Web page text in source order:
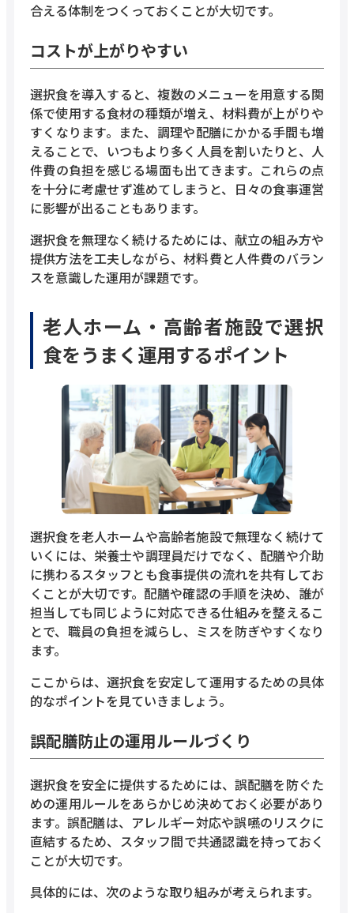
合える体制をつくっておくことが大切です。
コストが上がりやすい
選択食を導入すると、複数のメニューを用意する関
係で使用する食材の種類が増え、材料費が上がりや
すくなります。また、調理や配膳にかかる手間も増
えることで、いつもより多く人員を割いたりと、人
件費の負担を感じる場面も出てきます。これらの点
を十分に考慮せず進めてしまうと、日々の食事運営
に影響が出ることもあります。
選択食を無理なく続けるためには、献立の組み方や
提供方法を工夫しながら、材料費と人件費のバラン
スを意識した運用が課題です。
老人ホーム・高齢者施設で選択
食をうまく運用するポイント
選択食を老人ホームや高齢者施設で無理なく続けて
いくには、栄養士や調理員だけでなく、配膳や介助
に携わるスタッフとも食事提供の流れを共有してお
くことが大切です。配膳や確認の手順を決め、誰が
担当しても同じように対応できる仕組みを整えるこ
とで、職員の負担を減らし、ミスを防ぎやすくなり
ます。
ここからは、選択食を安定して運用するための具体
的なポイントを見ていきましょう。
誤配膳防止の運用ルールづくり
選択食を安全に提供するためには、誤配膳を防ぐた
めの運用ルールをあらかじめ決めておく必要があり
ます。誤配膳は、アレルギー対応や誤嚥のリスクに
直結するため、スタッフ間で共通認識を持っておく
ことが大切です。
具体的には、次のような取り組みが考えられます。